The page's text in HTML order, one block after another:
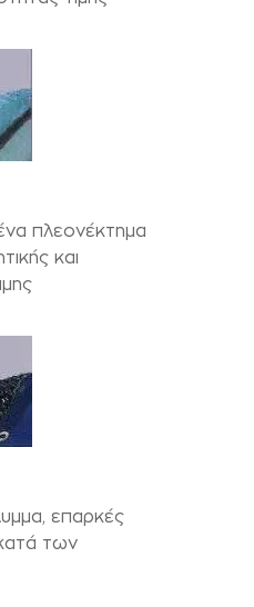
πλεονέκτημα
και
επαρκές
των